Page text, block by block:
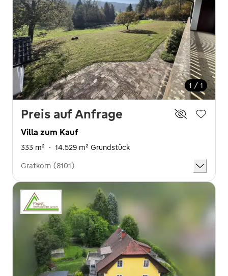
1 / 1
Preis auf Anfrage
Villa zum Kauf
333 m² · 14.529 m² Grundstück
Gratkorn (8101)